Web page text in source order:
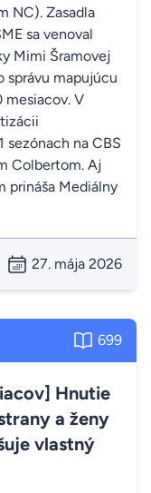
NC). Zasadla
sa venoval
Mimi Šramovej
správu mapujúcu
mesiacov. V
sezónach na CBS
Colbertom. Aj
prináša Mediálny
27. mája 2026
699
Hnutie
a ženy
vlastný